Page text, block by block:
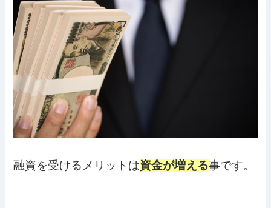
融資を受けるメリットは資金が増える事です。